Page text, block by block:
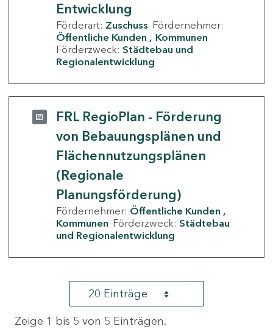
Entwicklung
Förderart: Zuschuss Fördernehmer:
Öffentliche Kunden
Kommunen
Förderzweck: Städtebau und
Regionalentwicklung
FRL RegioPlan - Förderung
von Bebauungsplänen und
Flächennutzungsplänen
(Regionale
Planungsförderung)
Fördernehmer: Öffentliche Kunden
Kommunen Förderzweck: Städtebau
und Regionalentwicklung
20 Einträge
Zeige 1 bis 5 von 5 Einträgen.